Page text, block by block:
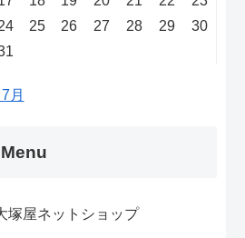
25 26 27 28 29
30
月
Menu
塚屋ネットショップ